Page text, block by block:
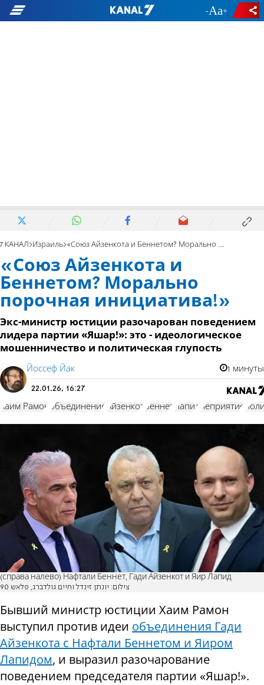
- +
7 КАНАЛ Израиль «Союз Айзенкота и Беннетом? Морально порочная инициатива!»
«Союз Айзенкота и
Беннетом? Морально
порочная инициатива!»
Экс-министр юстиции разочарован поведением
лидера партии «Яшар!»: это - идеологическое
мошенничество и политическая глупость
Йоссеф Йак 1 минуты
22.01.26, 16:27
Хаим Рамон объединение Айзенкот Беннет Лапид неприятие
(справа налево) Нафтали Беннет, Гади Айзенкот и Яир Лапид
צילום: יונתן זינדל וחיים גולדברג, פלאש 90
Бывший министр юстиции Хаим Рамон
выступил против идеи объединения Гади
Айзенкота с Нафтали Беннетом и Яиром
Лапидом, и выразил разочарование
поведением председателя партии «Яшар!».